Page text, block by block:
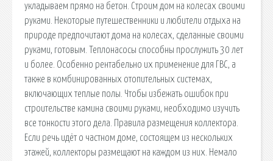
укладываем прямо на бетон. Строим дом на колесах своими
руками. Некоторые путешественники и любители отдыха на
природе предпочитают дома на колесах, сделанные своими
руками, готовым. Теплонасосы способны прослужить 30 лет
и более. Особенно рентабельно их применение для ГВС, а
также в комбинированных отопительных системах,
включающих теплые полы. Чтобы избежать ошибок при
строительстве камина своими руками, необходимо изучить
все тонкости этого дела. Правила размещения коллектора.
Если речь идёт о частном доме, состоящем из нескольких
этажей, коллекторы размещают на каждом из них. Немало